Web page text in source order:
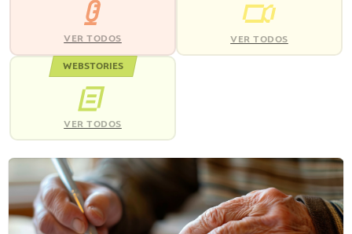
VER TODOS VER TODOS
WEBSTORIES
VER TODOS